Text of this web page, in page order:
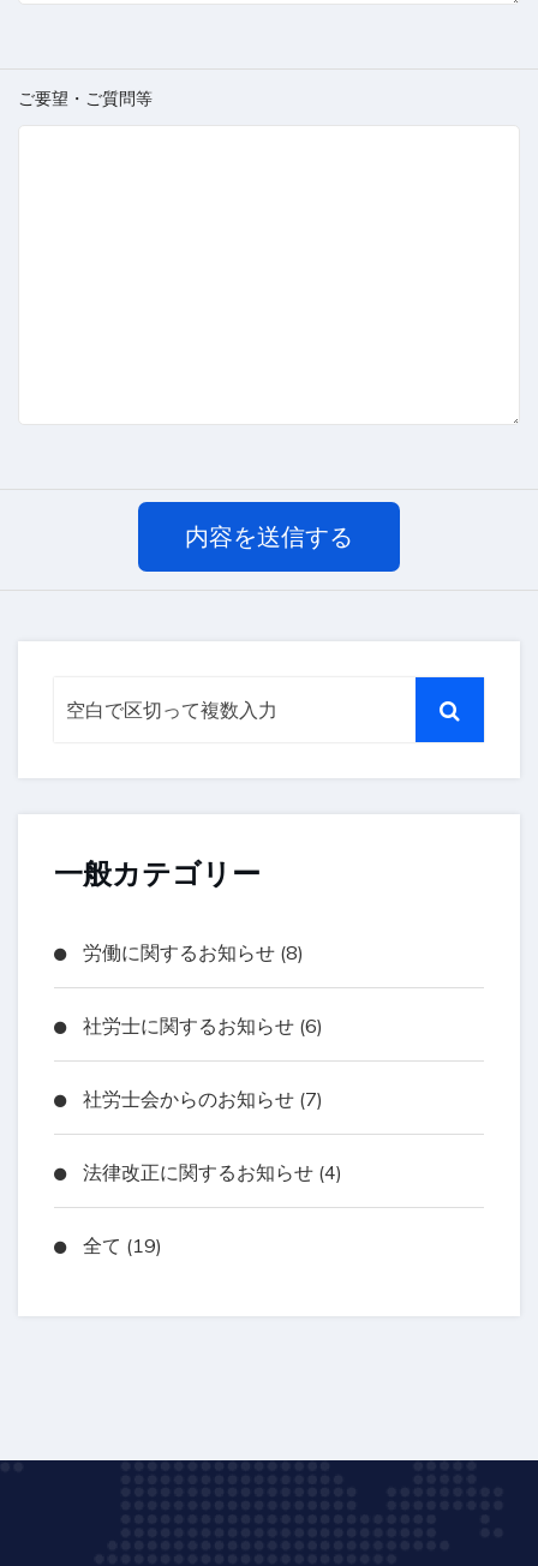
ご要望・ご質問等
内容を送信する
一般カテゴリー
労働に関するお知らせ (8)
社労士に関するお知らせ (6)
社労士会からのお知らせ (7)
法律改正に関するお知らせ (4)
全て (19)